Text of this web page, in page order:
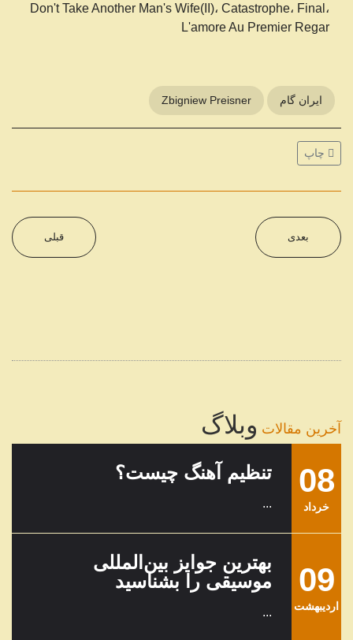
Don't Take Another Man's Wife(II)، Catastrophe، Final،
L'amore Au Premier Regar
ایران گام Zbigniew Preisner
چاپ
قبلی بعدی
آخرین مقالات وبلاگ
08
خرداد
تنظیم آهنگ چیست؟
...
09
ارديبهشت
بهترین جوایز بین‌المللی
موسیقی را بشناسید
...